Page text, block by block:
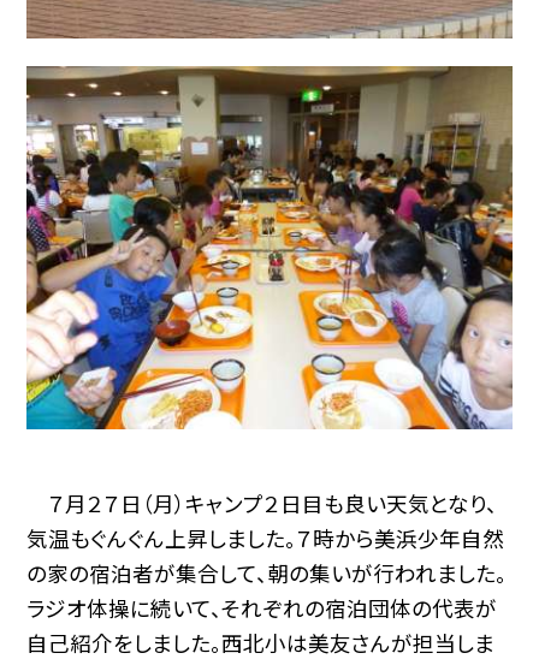
７月２７日（月）キャンプ２日目も良い天気となり、
気温もぐんぐん上昇しました。７時から美浜少年自然
の家の宿泊者が集合して、朝の集いが行われました。
ラジオ体操に続いて、それぞれの宿泊団体の代表が
自己紹介をしました。西北小は美友さんが担当しま